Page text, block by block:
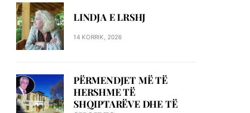
LINDJA E LRSHJ
14 KORRIK, 2026
PËRMENDJET MË TË
HERSHME TË
SHQIPTARËVE DHE TË